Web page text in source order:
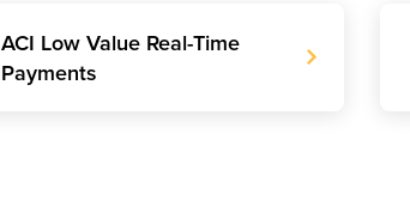
ACI Low Value Real-Time
Payments